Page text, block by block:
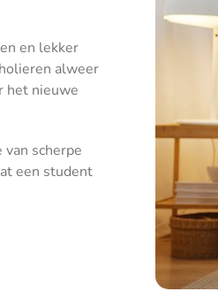
en lekker
alweer
het nieuwe
scherpe
een student